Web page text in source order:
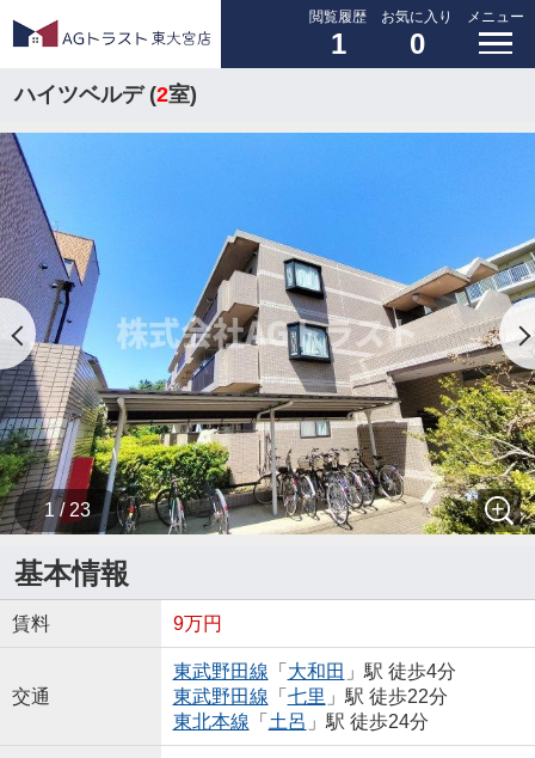
閲覧履歴
1
お気に入り
0
メニュー
ハイツベルデ (2室)
1 / 23
基本情報
賃料 9万円
交通
東武野田線 「 大和田 」駅 徒歩4分
東武野田線 「 七里 」駅 徒歩22分
東北本線 「 土呂 」駅 徒歩24分